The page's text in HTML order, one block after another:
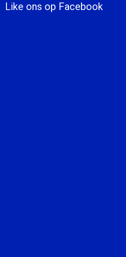
Like ons op Facebook